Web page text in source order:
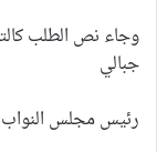
وجاء نص الطلب
جبالي
رئيس مجلس النواب